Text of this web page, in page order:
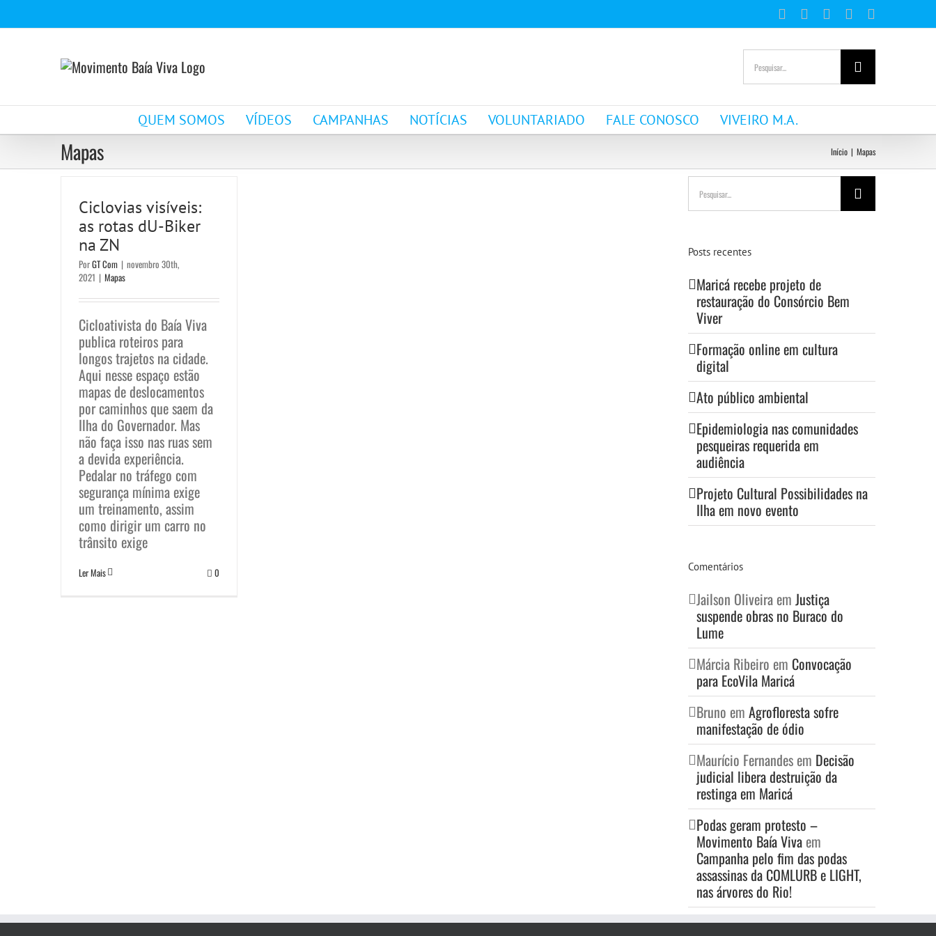
para
FacebookInstagramYouTubeWhatsApp
mail
Buscar
resultados
para:
QUEM SOMOS VÍDEOS CAMPANHAS NOTÍCIAS VOLUNTARIADO FALE CONOSCO VIVEIRO M.A.
Mapas Início | Mapas
Ciclovias visíveis:
as rotas dU-Biker
na ZN
PorGT Com | novembro 30th,
2021 | Mapas
Cicloativista do Baía Viva
publica roteiros para
longos trajetos na cidade.
Aqui nesse espaço estão
mapas de deslocamentos
por caminhos que saem da
Ilha do Governador. Mas
não faça isso nas ruas sem
a devida experiência.
Pedalar no tráfego com
segurança mínima exige
um treinamento, assim
como dirigir um carro no
trânsito exige
Ler Mais 0
Buscar
resultados
para:
Posts recentes
Maricá recebe projeto de
restauração do Consórcio Bem
Viver
Formação online em cultura
digital
Ato público ambiental
Epidemiologia nas comunidades
pesqueiras requerida em
audiência
Projeto Cultural Possibilidades na
Ilha em novo evento
Comentários
Jailson Oliveiraem Justiça
suspende obras no Buraco do
Lume
Márcia Ribeiro em Convocação
para EcoVila Maricá
Bruno em Agrofloresta sofre
manifestação de ódio
Maurício Fernandesem Decisão
judicial libera destruição da
restinga em Maricá
Podas geram protesto –
Movimento Baía Vivaem
Campanha pelo fim das podas
assassinas da COMLURB e LIGHT,
nas árvores do Rio!